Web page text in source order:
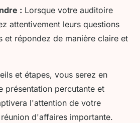
: Lorsque votre auditoire
attentivement leurs questions
et répondez de manière claire et
et étapes, vous serez en
présentation percutante et
l'attention de votre
d'affaires importante.